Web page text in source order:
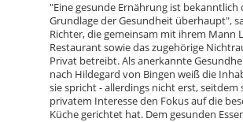
"Eine gesunde Ernährung ist bekanntlich
Grundlage der Gesundheit überhaupt",
Richter, die gemeinsam mit ihrem Mann
Restaurant sowie das zugehörige
Privat betreibt. Als anerkannte
nach Hildegard von Bingen weiß die
sie spricht - allerdings nicht erst, seitdem
privatem Interesse den Fokus auf die
Küche gerichtet hat. Dem gesunden